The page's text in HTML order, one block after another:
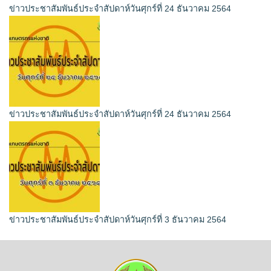
ข่าวประชาสัมพันธ์ประจำสัปดาห์วันศุกร์ที่ 24 ธันวาคม 2564
ข่าวประชาสัมพันธ์ประจำสัปดาห์วันศุกร์ที่ 24 ธันวาคม 2564
ข่าวประชาสัมพันธ์ประจำสัปดาห์วันศุกร์ที่ 3 ธันวาคม 2564